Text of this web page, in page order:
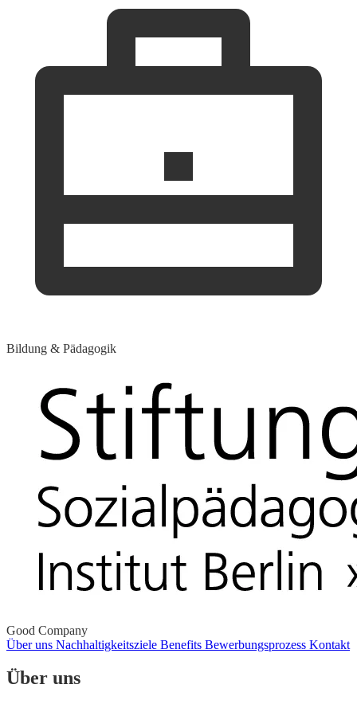
Bildung & Pädagogik
Good Company
Über uns Nachhaltigkeitsziele Benefits Bewerbungsprozess Kontakt
Über uns